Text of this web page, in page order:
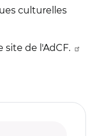
culturelles
site de l'AdCF.